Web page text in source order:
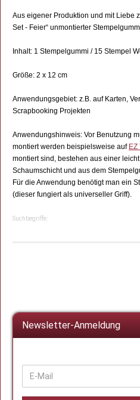
Aus eigener Produktion und mit Liebe
Set - Feier“ unmontierter
Inhalt: 1 Stempelgummi / 15 Stempel
Größe: 2 x 12 cm
Anwendungsgebiet: z.B. auf Karten,
Scrapbooking Projekten
Anwendungshinweis: Vor Benutzung
montiert werden beispielsweise auf
montiert sind, bestehen aus einer
Schaumschicht und aus dem
Für die Anwendung benötigt man ein
(dieser fungiert als universeller Griff).
Suchbegriffe:
Newsletter-Anmeldung
WEITER
ZUR
NEWSLETTER-
E-
Mail